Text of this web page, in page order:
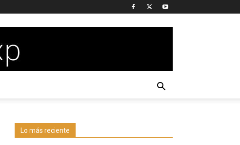
Lo más reciente